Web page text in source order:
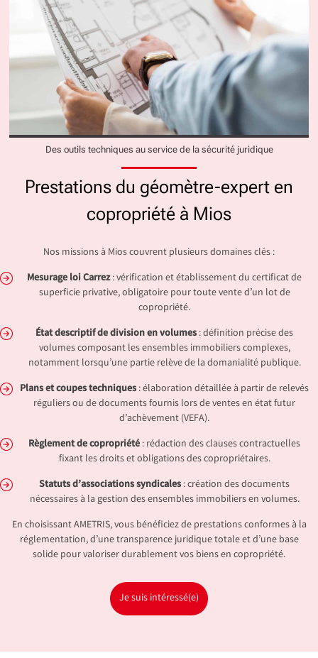
Des outils techniques au service de la sécurité juridique
Prestations du géomètre-expert en
copropriété à Mios
Nos missions à Mios couvrent plusieurs domaines clés :
Mesurage loi Carrez: vérification et établissement du certificat de
superficie privative, obligatoire pour toute vente d’un lot de
copropriété.
État descriptif de division en volumes : définition précise des
volumes composant les ensembles immobiliers complexes,
notamment lorsqu’une partie relève de la domanialité publique.
Plans et coupes techniques : élaboration détaillée à partir de relevés
réguliers ou de documents fournis lors de ventes en état futur
d’achèvement (VEFA).
Règlement de copropriété : rédaction des clauses contractuelles
fixant les droits et obligations des copropriétaires.
Statuts d’associations syndicales : création des documents
nécessaires à la gestion des ensembles immobiliers en volumes.
En choisissant AMETRIS, vous bénéficiez de prestations conformes à la
réglementation, d’une transparence juridique totale et d’une base
solide pour valoriser durablement vos biens en copropriété.
Je suis intéressé(e)